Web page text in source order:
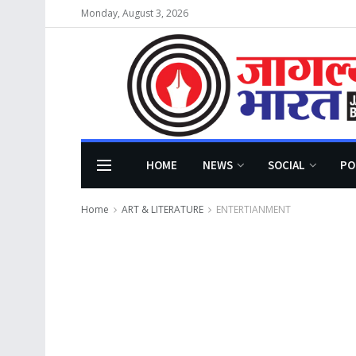
Monday, August 3, 2026
HOME NEWS SOCIAL
Home ART & LITERATURE ENTERTIANMENT